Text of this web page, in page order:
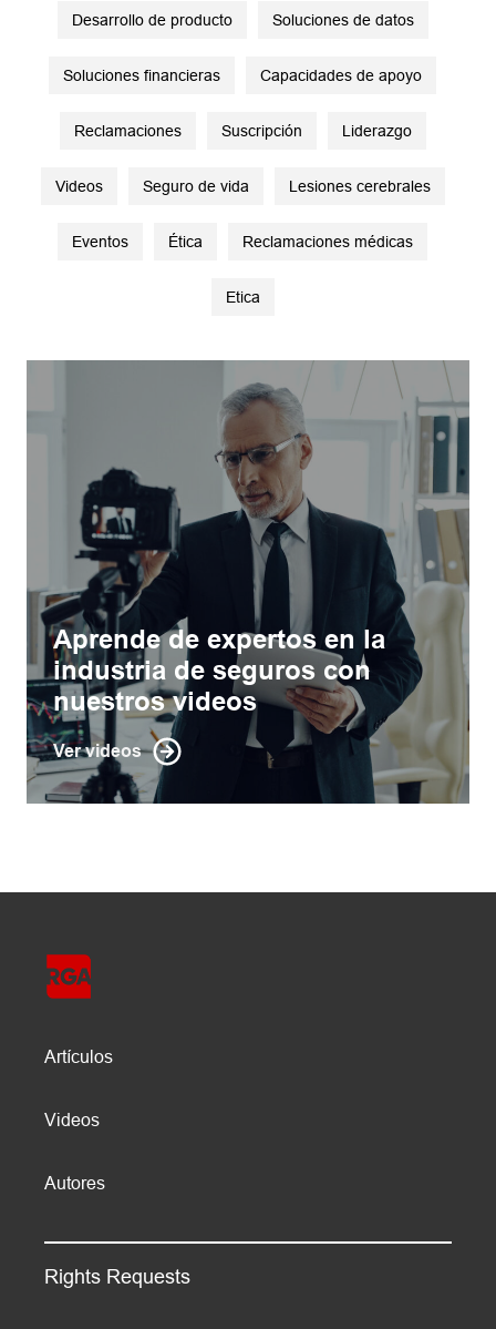
Desarrollo de producto Soluciones de datos
Soluciones financieras Capacidades de apoyo
Reclamaciones Suscripción Liderazgo
Videos Seguro de vida Lesiones cerebrales
Eventos Ética Reclamaciones médicas
Etica
Aprende de expertos en la
industria de seguros con
nuestros videos
Ver videos
Artículos
Videos
Autores
Rights Requests